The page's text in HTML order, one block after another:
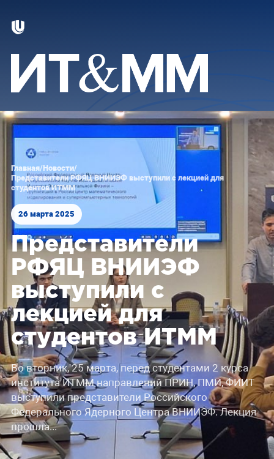
Главная/Новости/
Представители РФЯЦ ВНИИЭФ выступили с лекцией для
студентов ИТММ
26 марта 2025
Представители
РФЯЦ ВНИИЭФ
выступили с
лекцией для
студентов ИТММ
Во вторник, 25 марта, перед студентами 2 курса
института ИТММ направлений ПРИН, ПМИ, ФИИТ
выступили представители Российского
Федерального Ядерного Центра ВНИИЭФ. Лекция
прошла...